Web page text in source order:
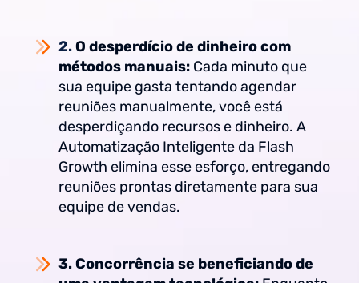
2.O desperdício de dinheiro com
métodos manuais: Cada minuto que
sua equipe gasta tentando agendar
reuniões manualmente, você está
desperdiçando recursos e dinheiro. A
Automatização Inteligente da Flash
Growth elimina esse esforço, entregando
reuniões prontas diretamente para sua
equipe de vendas.
3. Concorrência se beneficiando de